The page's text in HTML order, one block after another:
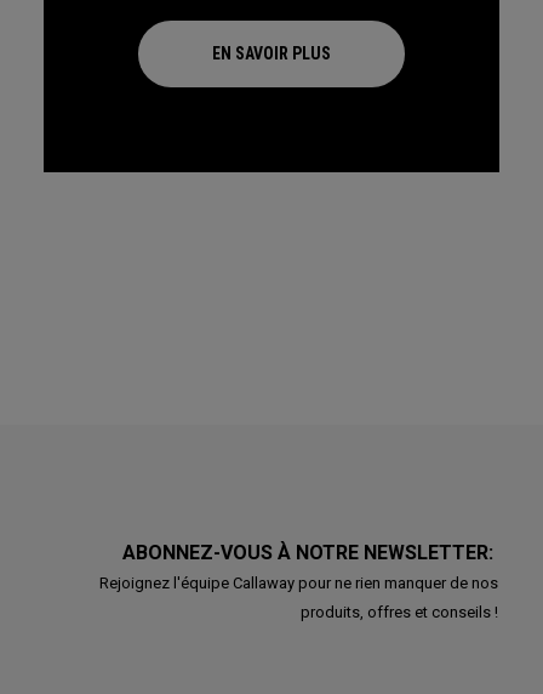
EN SAVOIR PLUS
ABONNEZ-VOUS À NOTRE NEWSLETTER:
Rejoignez l'équipe Callaway pour ne rien manquer de nos
produits, offres et conseils !